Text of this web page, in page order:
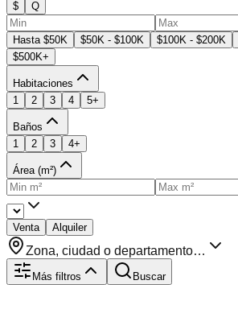
$ Q
Hasta $50K $50K - $100K $100K - $200K
$500K+
Habitaciones
1
2 3 4 5+
Baños
1
2 3 4+
Área (m²)
Venta Alquiler
Zona, ciudad o departamento…
Más filtros Buscar